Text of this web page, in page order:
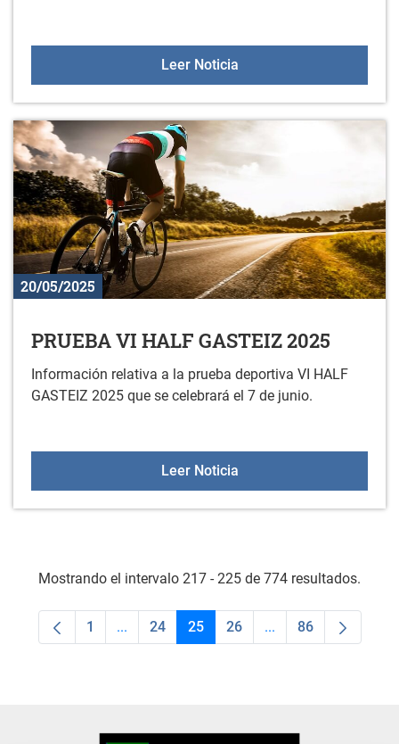
Leer NoticiaColonias de verano 2025
20/05/2025
PRUEBA VI HALF GASTEIZ 2025
Información relativa a la prueba deportiva VI HALF
GASTEIZ 2025 que se celebrará el 7 de junio.
Leer NoticiaPRUEBA VI HALF
Mostrando el intervalo 217 - 225 de 774 resultados.
Página
1 ...Páginas intermedias Use TAB para
Página
24 Página
25 Página
26 ...PáginasPágina
86